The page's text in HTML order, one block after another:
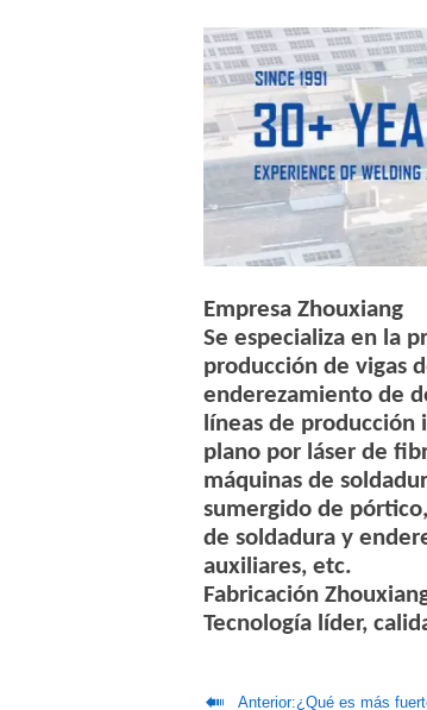
Empresa Zhouxiang
Se especializa en la
producción de vigas
enderezamiento de
líneas de
plano por láser de
máquinas de
sumergido de
de soldadura y
auxiliares, etc.
Fabricación
Tecnología líder,
 Anterior:¿Qué es más fuerte, la